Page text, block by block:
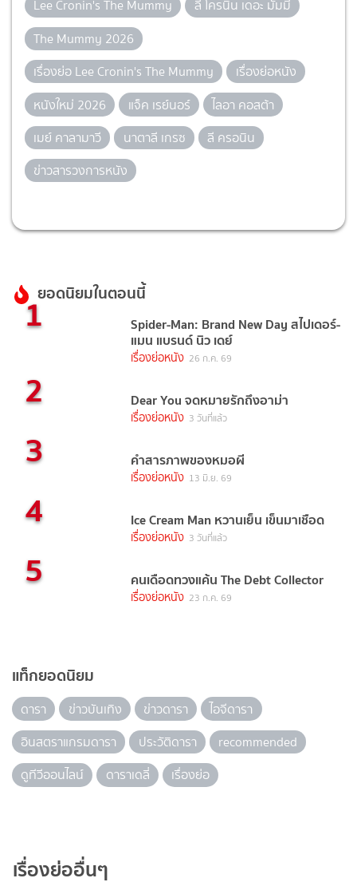
Lee Cronin's The Mummy
ลี โครนิน เดอะ มัมมี่
The Mummy 2026
เรื่องย่อ Lee Cronin's The Mummy
เรื่องย่อหนัง
หนังใหม่ 2026
แจ็ค เรย์นอร์
ไลอา คอสต้า
เมย์ คาลามาวี
นาตาลี เกรซ
ลี ครอนิน
ข่าวสารวงการหนัง
ยอดนิยมในตอนนี้
1 Spider-Man: Brand New Day สไปเดอร์-
แมน แบรนด์ นิว เดย์
เรื่องย่อหนัง 26 ก.ค. 69
2 Dear You จดหมายรักถึงอาม่า
เรื่องย่อหนัง 3 วันที่แล้ว
3 คำสารภาพของหมอผี
เรื่องย่อหนัง 13 มิ.ย. 69
4 Ice Cream Man หวานเย็น เข็นมาเชือด
เรื่องย่อหนัง 3 วันที่แล้ว
5 คนเดือดทวงแค้น The Debt Collector
เรื่องย่อหนัง 23 ก.ค. 69
แท็กยอดนิยม
ดารา ข่าวบันเทิง ข่าวดารา
ไอจีดารา
อินสตราแกรมดารา
ประวัติดารา
recommended
ดูทีวีออนไลน์
ดาราเดลี่ เรื่องย่อ
เรื่องย่ออื่นๆ